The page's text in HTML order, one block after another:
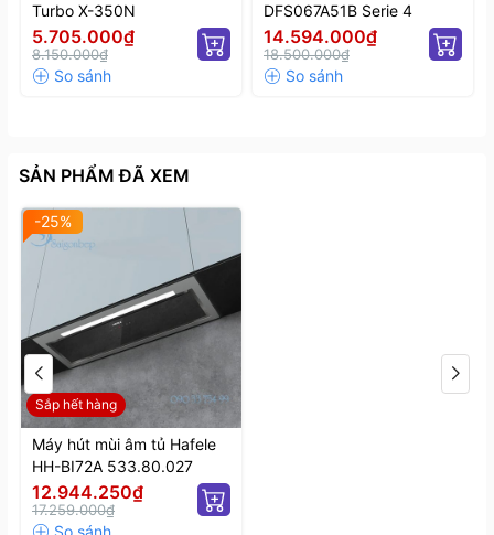
Turbo X-350N
5.705.000₫
8.150.000₫
DFS067A51B Serie 4
14.594.000₫
18.500.000₫
SẢN PHẨM ĐÃ XEM
Sắp hết hàng
-25%
Máy hút mùi âm tủ Hafele
HH-BI72A 533.80.027
12.944.250₫
17.259.000₫